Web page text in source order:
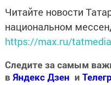
Читайте новости
национальном
https://max.ru/tatmedia
Следите за самым
в Яндекс Дзен и